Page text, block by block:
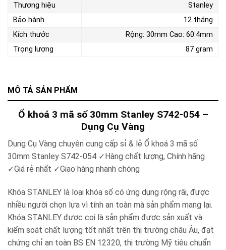
MÔ TẢ SẢN PHẨM
Ổ khoá 3 mã số 30mm Stanley S742-054 –
Dụng Cụ Vàng
Dụng Cụ Vàng chuyên cung cấp sỉ & lẻ Ổ khoá 3 mã số
30mm Stanley S742-054 ✓Hàng chất lượng, Chính hãng
✓Giá rẻ nhất ✓Giao hàng nhanh chóng
Khóa STANLEY là loại khóa số có ứng dụng rộng rãi, được
nhiều người chọn lựa vì tính an toàn mà sản phẩm mang lại.
Khóa STANLEY được coi là sản phẩm được sản xuất và
kiểm soát chất lượng tốt nhất trên thị trường châu Âu, đạt
chứng chỉ an toàn BS EN 12320, thị trường Mỹ tiêu chuẩn
Thương hiệu
Stanley
Bảo hành
12 tháng
Kích thước
Rộng: 30mm Cao: 60.4mm
Trọng lượng
87 gram